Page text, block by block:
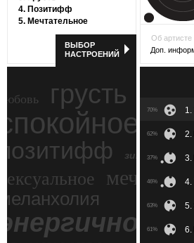
4. Позитифф
5. Мечтательное
ВЫБОР
НАСТРОЕНИЙ
грусть
зимний
Об артисте
Доп.
70%
62% 2.
37% 3.
46% 4.
63% 5.
61% 6.